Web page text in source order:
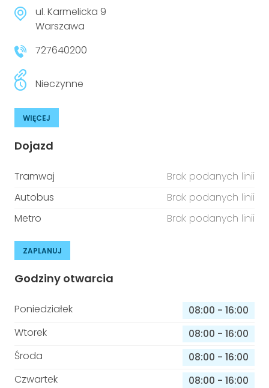
niepełnosprawnościami
Prawa osób z niepełnosprawnościami
Urządzenia IoT
ul. Karmelicka 9
Warszawa
727640200
Nieczynne
WIĘCEJ
Dojazd
Tramwaj
Brak podanych linii
Autobus
Brak podanych linii
Metro
Brak podanych linii
ZAPLANUJ
Godziny otwarcia
Poniedziałek 08:00 - 16:00
Wtorek
08:00 - 16:00
Środa
08:00 - 16:00
Czwartek
08:00 - 16:00